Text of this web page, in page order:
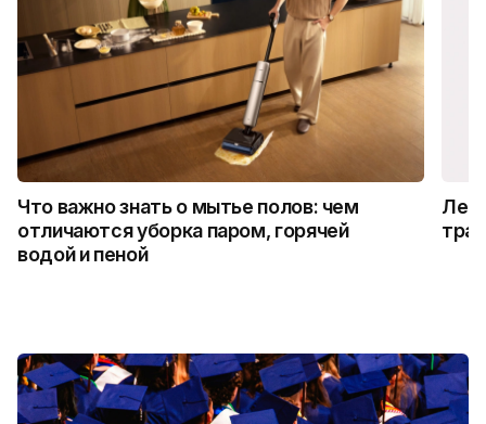
Что важно знать о мытье полов: чем
отличаются уборка паром, горячей
водой и пеной